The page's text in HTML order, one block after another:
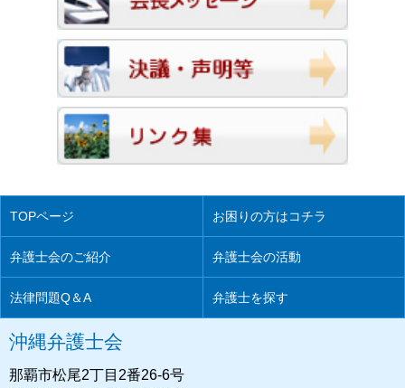
TOPページ お困りの方はコチラ
弁護士会のご紹介 弁護士会の活動
法律問題Q＆A 弁護士を探す
沖縄弁護士会
那覇市松尾2丁目2番26-6号